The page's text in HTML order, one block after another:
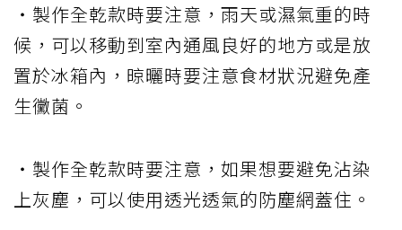
・製作全乾款時要注意，雨天或濕氣重的時
候，可以移動到室內通風良好的地方或是放
置於冰箱內，晾曬時要注意食材狀況避免產
生黴菌。
・製作全乾款時要注意，如果想要避免沾染
上灰塵，可以使用透光透氣的防塵網蓋住。